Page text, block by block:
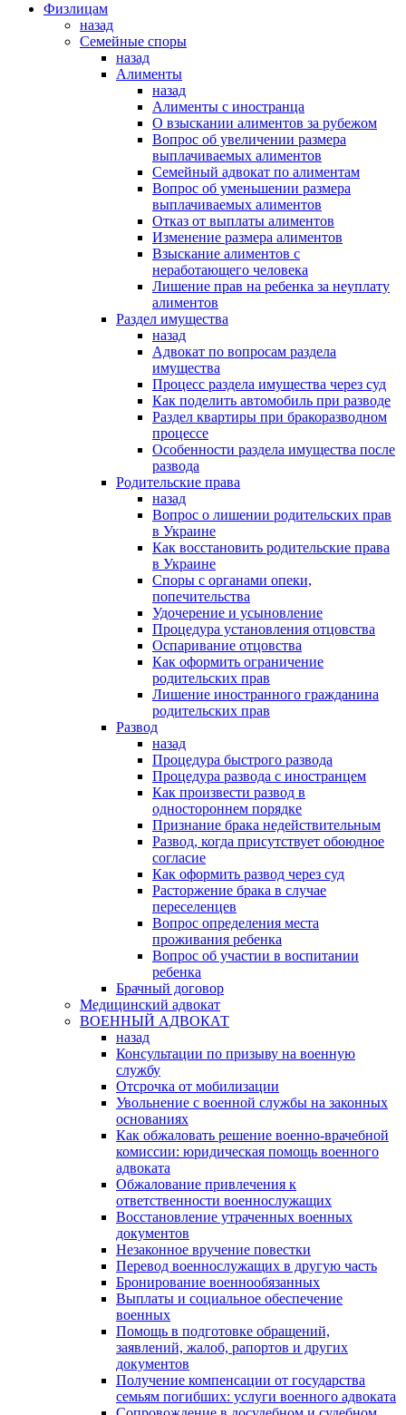
Физлицам
назад
Семейные споры
назад
Алименты
назад
Алименты с иностранца
О взыскании алиментов за рубежом
Вопрос об увеличении размера
выплачиваемых алиментов
Семейный адвокат по алиментам
Вопрос об уменьшении размера
выплачиваемых алиментов
Отказ от выплаты алиментов
Изменение размера алиментов
Взыскание алиментов с
неработающего человека
Лишение прав на ребенка за неуплату
алиментов
Раздел имущества
назад
Адвокат по вопросам раздела
имущества
Процесс раздела имущества через суд
Как поделить автомобиль при разводе
Раздел квартиры при бракоразводном
процессе
Особенности раздела имущества после
развода
Родительские права
назад
Вопрос о лишении родительских прав
в Украине
Как восстановить родительские права
в Украине
Споры с органами опеки,
попечительства
Удочерение и усыновление
Процедура установления отцовства
Оспаривание отцовства
Как оформить ограничение
родительских прав
Лишение иностранного гражданина
родительских прав
Развод
назад
Процедура быстрого развода
Процедура развода с иностранцем
Как произвести развод в
одностороннем порядке
Признание брака недействительным
Развод, когда присутствует обоюдное
согласие
Как оформить развод через суд
Расторжение брака в случае
переселенцев
Вопрос определения места
проживания ребенка
Вопрос об участии в воспитании
ребенка
Брачный договор
Медицинский адвокат
ВОЕННЫЙ АДВОКАТ
назад
Консультации по призыву на военную
службу
Отсрочка от мобилизации
Увольнение с военной службы на законных
основаниях
Как обжаловать решение военно-врачебной
комиссии: юридическая помощь военного
адвоката
Обжалование привлечения к
ответственности военнослужащих
Восстановление утраченных военных
документов
Незаконное вручение повестки
Перевод военнослужащих в другую часть
Бронирование военнообязанных
Выплаты и социальное обеспечение
военных
Помощь в подготовке обращений,
заявлений, жалоб, рапортов и других
документов
Получение компенсации от государства
семьям погибших: услуги военного адвоката